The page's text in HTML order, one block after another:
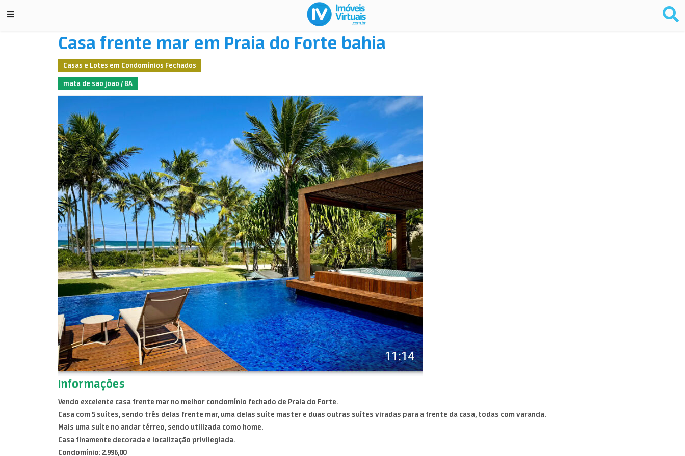
Casa frente mar em Praia do Forte bahia
Casas e Lotes em Condomínios Fechados
mata de sao joao / BA
Informações
Vendo excelente casa frente mar no melhor condomínio fechado de Praia do Forte.
Casa com 5 suítes, sendo três delas frente mar, uma delas suíte master e duas outras suítes viradas para a frente da casa, todas com varanda.
Mais uma suíte no andar térreo, sendo utilizada como home.
Casa finamente decorada e localização privilegiada.
Condomínio: 2.996,00